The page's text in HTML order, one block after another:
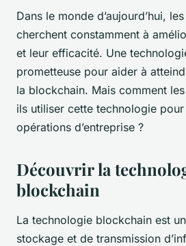
Dans le monde d’aujourd’hui,
cherchent constamment à
et leur efficacité. Une
prometteuse pour aider à
la blockchain. Mais comment
ils utiliser cette technologie
opérations d’entreprise ?
Découvrir la
blockchain
La technologie blockchain est
stockage et de transmission